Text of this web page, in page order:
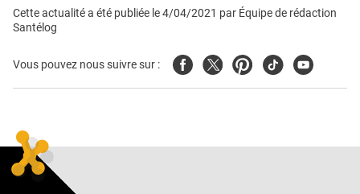
Cette actualité a été publiée le4/04/2021 par Équipe de rédaction
Santélog
Vous pouvez nous suivre sur : FacebookTwitterPinterest
TiktokYoutube